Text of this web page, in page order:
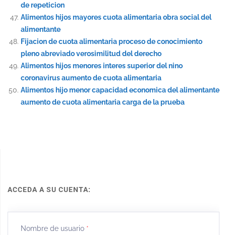
de repeticion
Alimentos hijos mayores cuota alimentaria obra social del
alimentante
Fijacion de cuota alimentaria proceso de conocimiento
pleno abreviado verosimilitud del derecho
Alimentos hijos menores interes superior del nino
coronavirus aumento de cuota alimentaria
Alimentos hijo menor capacidad economica del alimentante
aumento de cuota alimentaria carga de la prueba
ACCEDA A SU CUENTA:
Nombre de usuario *